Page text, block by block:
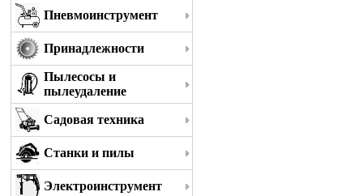
Пневмоинструмент
Принадлежности
Пылесосы и
пылеудаление
Садовая техника
Станки и пилы
Электроинструмент